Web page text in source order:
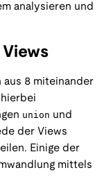
analysieren und
aus 8 miteinander
union und
der Views
Einige der
mittels